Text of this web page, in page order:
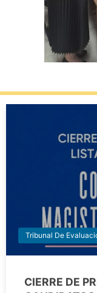
Tribunal De
CIERRE DE